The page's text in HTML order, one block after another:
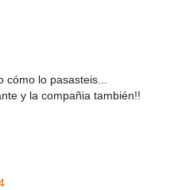
lo pasasteis...
y la compañia también!!